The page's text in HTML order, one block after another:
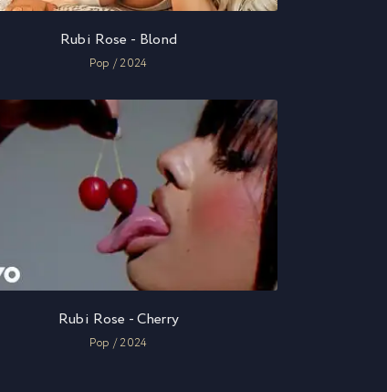
Rubi Rose - Blond
Pop / 2024
Rubi Rose - Cherry
Pop / 2024